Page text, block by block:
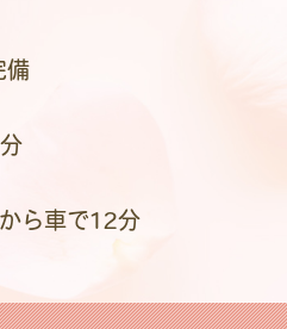
備
ら車で12分